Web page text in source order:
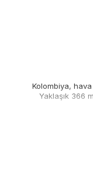
Kolombiya,
Yaklaşık 366